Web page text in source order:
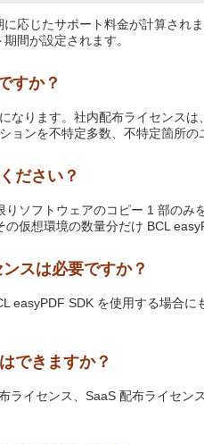
応じたサポート料金が計算されま
間が設定されます。
すか？
ります。社内配布ライセンス
ンを不特定多数、不特定箇所の
ださい？
ソフトウェアのコピー 1 部の
仮想環境の数量分だけ BCL
スは必要ですか？
easyPDF SDK を使用する場合
できますか？
イセンス、SaaS 配布ライセ